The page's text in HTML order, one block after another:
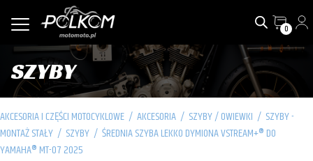
0
SZYBY
AKCESORIA I CZĘŚCI MOTOCYKLOWE / AKCESORIA / SZYBY / OWIEWKI / SZYBY -
MONTAŻ STAŁY / SZYBY / ŚREDNIA SZYBA LEKKO DYMIONA VSTREAM+® DO
YAMAHA® MT-07 2025